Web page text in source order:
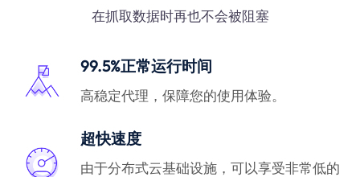
在抓取数据时再也不会被阻塞
99.5%正常运行时间
高稳定代理，保障您的使用体验。
超快速度
由于分布式云基础设施，可以享受非常低的